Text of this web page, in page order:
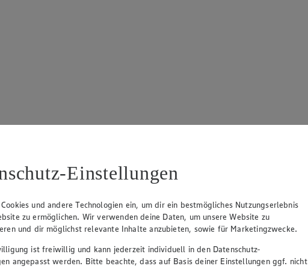
5 Sternen. Anzahl der Bewertungen: 21.
Einstellungen
und andere Technologien ein, um dir ein bestmögliches Nutzungserlebnis
zu ermöglichen. Wir verwenden deine Daten, um unsere Website zu
und dir möglichst relevante Inhalte anzubieten, sowie für Marketingzwecke.
ist freiwillig und kann jederzeit individuell in den Datenschutz-
angepasst werden. Bitte beachte, dass auf Basis deiner Einstellungen ggf. nicht